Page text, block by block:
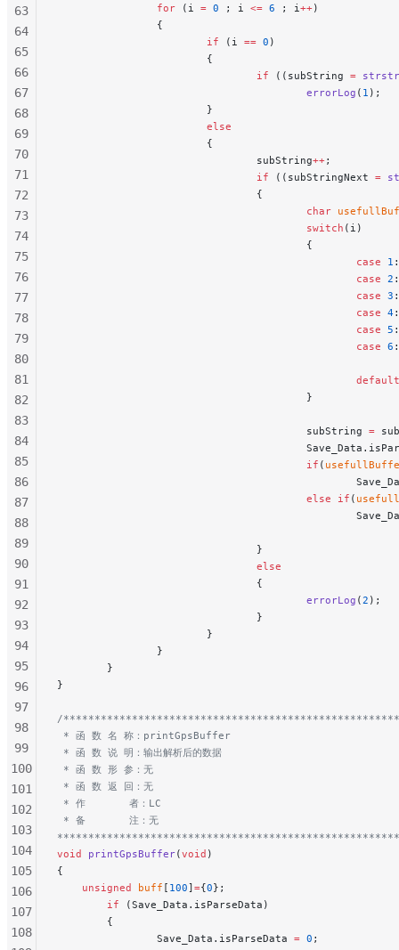
                for
(i = 0 ; i <= 6 ; i ++)
                {
                        if
(i == 0 )
                        {
                                if
((subString = strstr
                                        errorLog
( 1 );
                        }
                        else
                        {
                                subString
++;
                                if
((subStringNext =
                                {
                                        char
                                        switch
(i)
                                        {
                                                case
1 :
                                                case
2 :
                                                case
3 :
                                                case
4:
                                                case
5 :
                                                case
6 :
                                                default
                                        }
                                        subString
=
                                        if
(
                                        else
if (
                                }
                                else
                                {
                                        errorLog
(2 );
                                }
                        }
                }
        }
}
/
* 函 数 名 称：printGpsBuffer
* 函 数 说 明：输出解析后的数据
* 函 数 形 参：无
* 函 数 返 回：无
* 作       者：LC
* 备       注：无
void printGpsBuffer(void )
{
    unsigned
buff [ 100]={0};
        if
(Save_Data.isParseData)
        {
                Save_Data.isParseData
= 0 ;
63
64
65
66
67
68
69
70
71
72
73
74
75
76
77
78
79
80
81
82
83
84
85
86
87
88
89
90
91
92
93
94
95
96
97
98
99
100
101
102
103
104
105
106
107
108